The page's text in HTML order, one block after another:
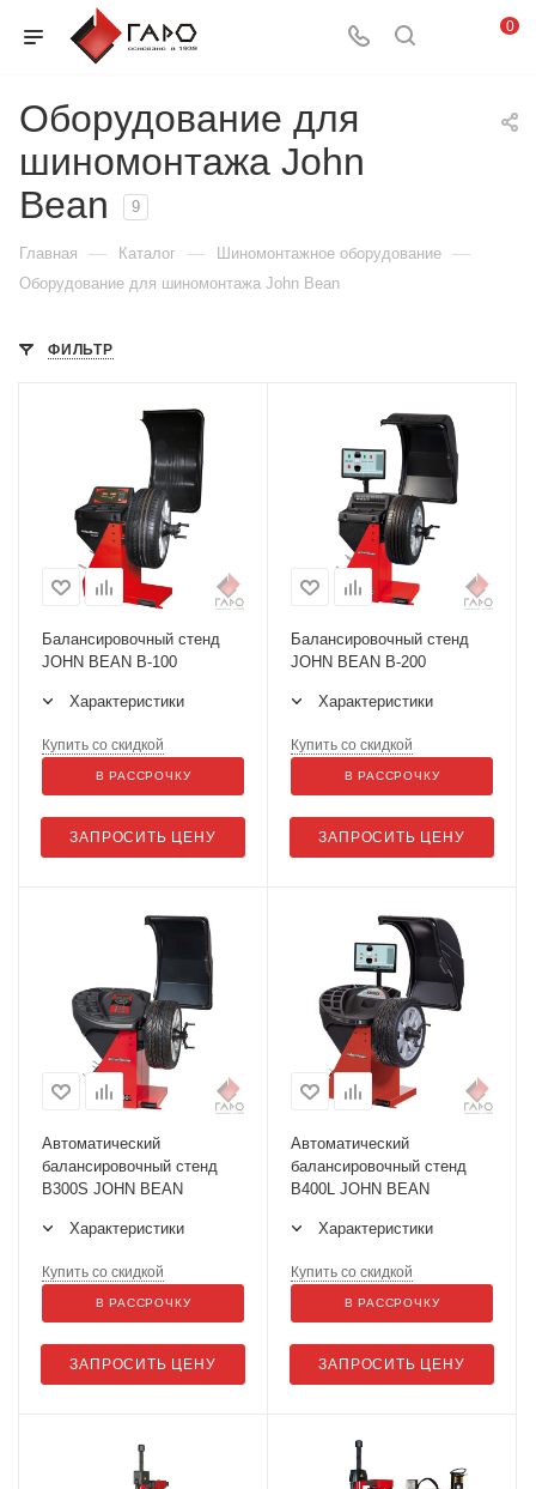
0
Оборудование для
шиномонтажа John
Bean
9
Главная — Каталог — Шиномонтажное оборудование —
Оборудование для шиномонтажа John Bean
ФИЛЬТР
Балансировочный стенд
JOHN BEAN B-100
Характеристики
ЗАПРОСИТЬ ЦЕНУ
Купить со скидкой
В РАССРОЧКУ
Балансировочный стенд
JOHN BEAN B-200
Характеристики
ЗАПРОСИТЬ ЦЕНУ
Купить со скидкой
В РАССРОЧКУ
Автоматический
балансировочный стенд
B300S JOHN BEAN
Характеристики
ЗАПРОСИТЬ ЦЕНУ
Купить со скидкой
В РАССРОЧКУ
Автоматический
балансировочный стенд
B400L JOHN BEAN
Характеристики
ЗАПРОСИТЬ ЦЕНУ
Купить со скидкой
В РАССРОЧКУ